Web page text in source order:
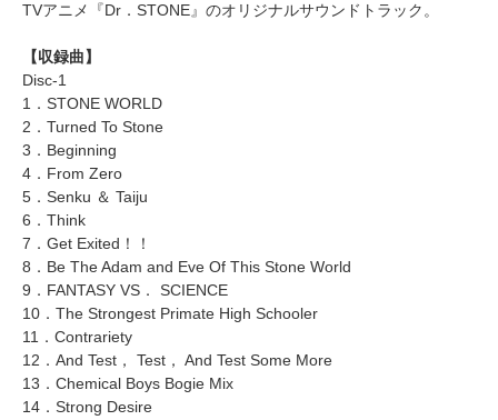
TVアニメ『Dr．STONE』のオリジナルサウンドトラック。
【収録曲】
Disc-1
1．STONE WORLD
2．Turned To Stone
3．Beginning
4．From Zero
5．Senku ＆ Taiju
6．Think
7．Get Exited！！
8．Be The Adam and Eve Of This Stone World
9．FANTASY VS． SCIENCE
10．The Strongest Primate High Schooler
11．Contrariety
12．And Test， Test， And Test Some More
13．Chemical Boys Bogie Mix
14．Strong Desire